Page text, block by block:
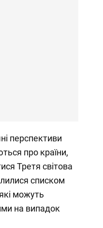
перспективи
про країни,
Третя світова
списком
можуть
на випадок